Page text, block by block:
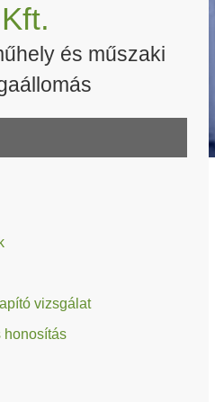
Kft.
és műszaki
vizsgálat
honosítás